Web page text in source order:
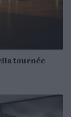
tournée